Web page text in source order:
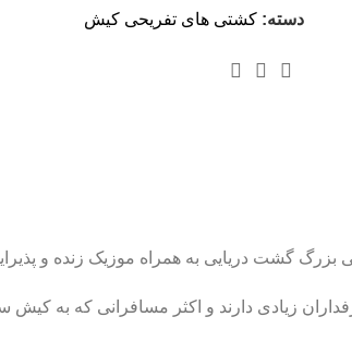
دسته: کشتی های تفریحی کیش
گشت دریایی به همراه موزیک زنده و
زیادی دارند و اکثر مسافرانی که به کیش